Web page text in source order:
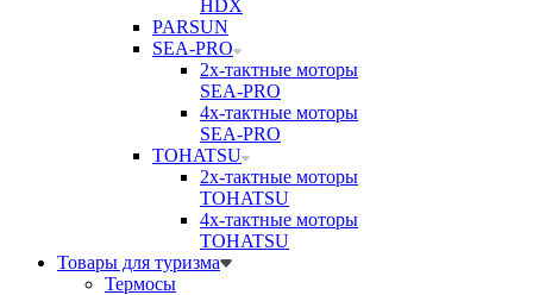
HDX
PARSUN
SEA-PRO
2х-тактные моторы
SEA-PRO
4х-тактные моторы
SEA-PRO
TOHATSU
2х-тактные моторы
TOHATSU
4х-тактные моторы
TOHATSU
Товары для туризма
Термосы